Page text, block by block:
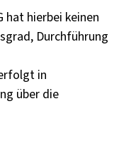
hat hierbei keinen
Durchführung
in
über die